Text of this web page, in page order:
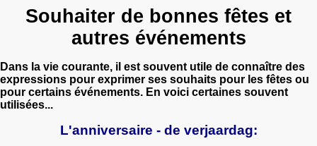
Souhaiter de bonnes fêtes et
autres événements
Dans la vie courante, il est souvent utile de connaître des
expressions pour exprimer ses souhaits pour les fêtes ou
pour certains événements. En voici certaines souvent
utilisées...
L'anniversaire - de verjaardag: